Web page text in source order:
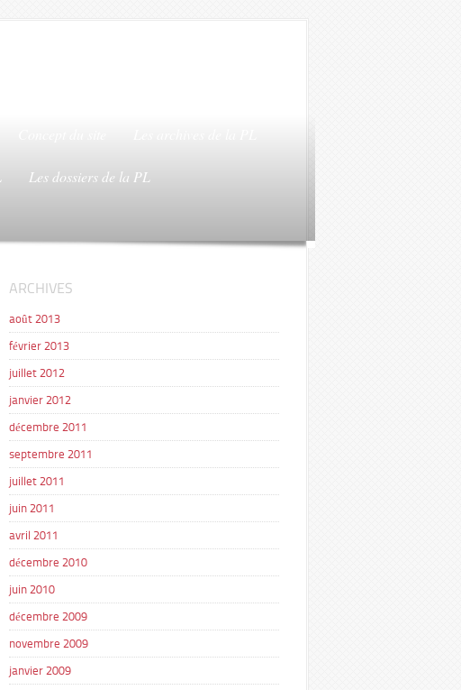
Les dossiers de la PL
ARCHIVES
août 2013
février 2013
juillet 2012
janvier 2012
décembre 2011
septembre 2011
juillet 2011
juin 2011
avril 2011
décembre 2010
juin 2010
décembre 2009
novembre 2009
janvier 2009